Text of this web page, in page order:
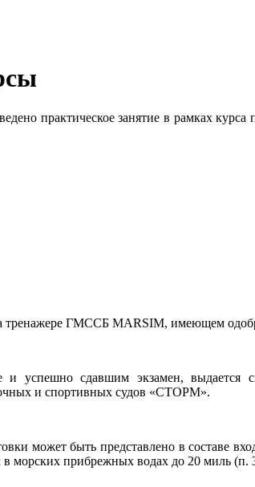
практическое занятие в рамках
тренажере ГМССБ MARSIM, имеющем
успешно сдавшим экзамен, выдается
и спортивных судов «СТОРМ».
может быть представлено в составе
в морских прибрежных водах до 20 миль